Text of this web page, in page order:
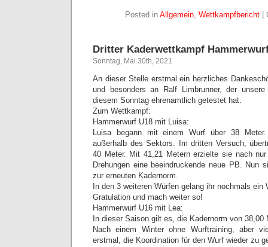
Posted in Allgemein, Wettkampfbericht|
Dritter Kaderwettkampf
Sonntag, Mai 30th, 2021
An dieser Stelle erstmal ein herzliches
und besonders an Ralf Limbrunner, der
diesem Sonntag ehrenamtlich getestet hat.
Zum Wettkampf:
Hammerwurf U18 mit Luisa:
Luisa begann mit einem Wurf über 38
außerhalb des Sektors. Im dritten Versuch,
40 Meter. Mit 41,21 Metern erzielte sie nach
Drehungen eine beeindruckende neue PB. Nun
zur erneuten Kadernorm.
In den 3 weiteren Würfen gelang ihr nochmals
Gratulation und mach weiter so!
Hammerwurf U16 mit Lea:
In dieser Saison gilt es, die Kadernorm von 38,00
Nach einem Winter ohne Wurftraining, aber
erstmal, die Koordination für den Wurf wieder zu